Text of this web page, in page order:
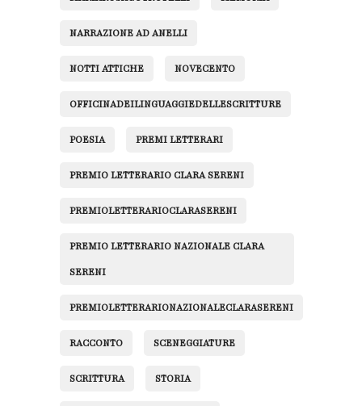
NARRAZIONE AD ANELLI
NOTTI ATTICHE NOVECENTO
OFFICINADEILINGUAGGIEDELLESCRITTURE
POESIA PREMI LETTERARI
PREMIO LETTERARIO CLARA SERENI
PREMIOLETTERARIOCLARASERENI
PREMIO LETTERARIO NAZIONALE CLARA
SERENI
PREMIOLETTERARIONAZIONALECLARASERENI
RACCONTO SCENEGGIATURE
SCRITTURA STORIA